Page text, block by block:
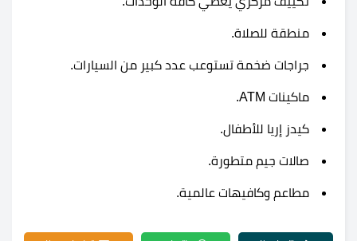
منطقة للصلاة.
جراجات ضخمة تستوعب عدد كبير من السيارات.
ماكينات ATM.
كيدز إريا للأطفال.
صالات جيم متطورة.
مطاعم وكافيهات عالمية.